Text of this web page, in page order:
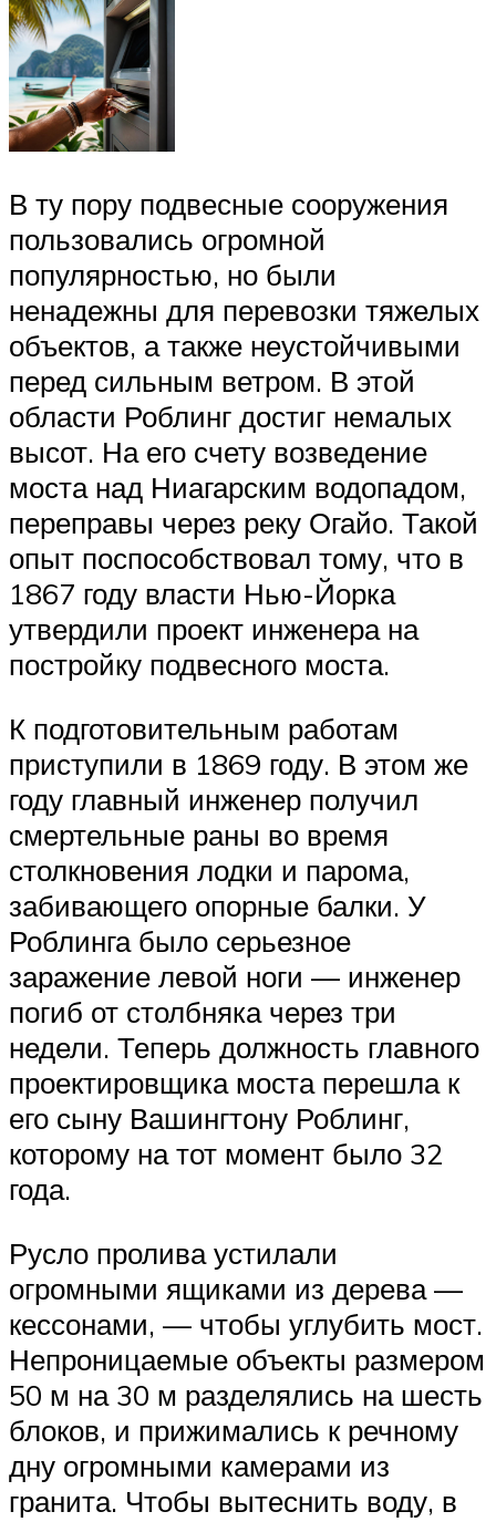
В ту пору подвесные сооружения
пользовались огромной
популярностью, но были
ненадежны для перевозки тяжелых
объектов, а также неустойчивыми
перед сильным ветром. В этой
области Роблинг достиг немалых
высот. На его счету возведение
моста над Ниагарским водопадом,
переправы через реку Огайо. Такой
опыт поспособствовал тому, что в
1867 году власти Нью-Йорка
утвердили проект инженера на
постройку подвесного моста.
К подготовительным работам
приступили в 1869 году. В этом же
году главный инженер получил
смертельные раны во время
столкновения лодки и парома,
забивающего опорные балки. У
Роблинга было серьезное
заражение левой ноги — инженер
погиб от столбняка через три
недели. Теперь должность главного
проектировщика моста перешла к
его сыну Вашингтону Роблинг,
которому на тот момент было 32
года.
Русло пролива устилали
огромными ящиками из дерева —
кессонами, — чтобы углубить мост.
Непроницаемые объекты размером
50 м на 30 м разделялись на шесть
блоков, и прижимались к речному
дну огромными камерами из
гранита. Чтобы вытеснить воду, в